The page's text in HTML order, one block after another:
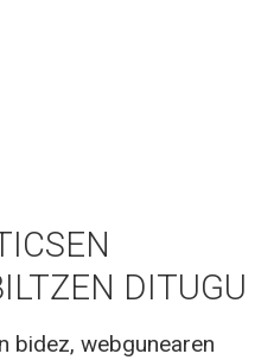
DITUGU
bidez, webgunearen